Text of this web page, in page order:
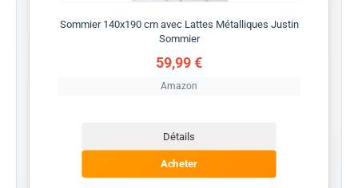
Sommier 140x190 cm avec Lattes Métalliques Justin
Sommier
59,99 €
Amazon
Détails
Acheter